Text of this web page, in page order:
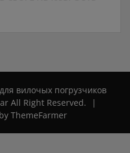
вилочых погрузчиков
All Right Reserved.
|
by ThemeFarmer